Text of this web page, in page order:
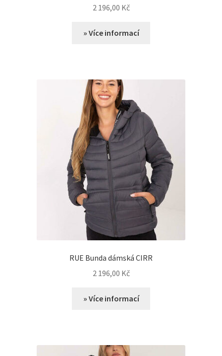
2 196,00 Kč
» Více informací
RUE Bunda dámská CIRR
2 196,00 Kč
» Více informací